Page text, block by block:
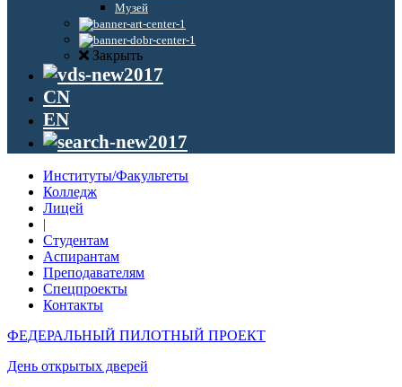
Музей
Закрыть
CN
EN
Институты/Факультеты
Колледж
Лицей
|
Студентам
Аспирантам
Преподавателям
Спецпроекты
Контакты
ФЕДЕРАЛЬНЫЙ ПИЛОТНЫЙ ПРОЕКТ
День открытых дверей